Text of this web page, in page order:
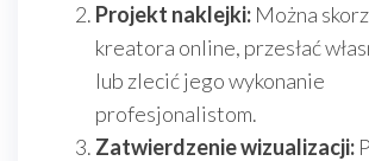
Projekt naklejki: Można
kreatora online, przesłać
lub zlecić jego wykonanie
profesjonalistom.
Zatwierdzenie wizualizacji: